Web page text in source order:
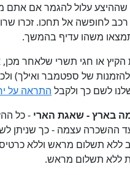
לחופשה אל תחכו. זכרו
משהו עדיף בהמשך.
או חגי תשרי שלאחר מכן,
של ספטמבר ואילך)
לשם כך ולקבל התראה על
בארץ - שאגת הארי - כל
עצמה - כך שניתן
ללא תשלום מראש וללא
ללא תשלום מראש.